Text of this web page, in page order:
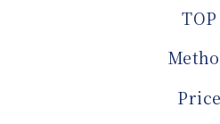
TOP
Price